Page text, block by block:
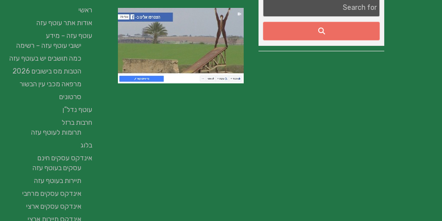
ראשי
אודות אתר עוטף עזה
עוטף עזה – מידע
ישובי עוטף עזה – רשימה
כמה תושבים יש בעוטף עזה
הטבות מס בישובים 2026
מרפאה מכבי עין הבשור
סרטונים
עוטף נדל”ן
חרבות ברזל
תרומות לעוטף עזה
בלוג
אינדקס עסקים חינם
עסקים בעוטף עזה
תיירות בעוטף עזה
אינדקס עסקים מרחבי
אינדקס עסקים ארצי
אינדקס תיירות ארצי